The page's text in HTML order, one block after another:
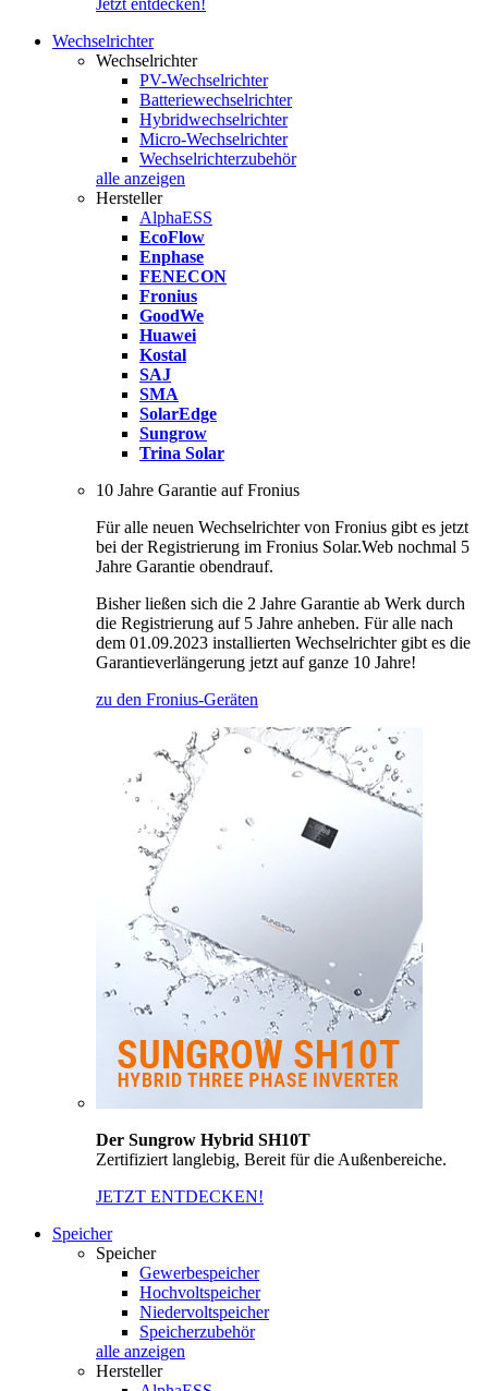
Wechselrichter
Wechselrichter
PV-Wechselrichter
Batteriewechselrichter
Hybridwechselrichter
Micro-Wechselrichter
Wechselrichterzubehör
alle anzeigen
Hersteller
AlphaESS
EcoFlow
Enphase
FENECON
Fronius
GoodWe
Huawei
Kostal
SAJ
SMA
SolarEdge
Sungrow
Trina Solar
10 Jahre Garantie auf Fronius
Für alle neuen Wechselrichter von Fronius gibt es jetzt
bei der Registrierung im Fronius Solar.Web nochmal 5
Jahre Garantie obendrauf.
Bisher ließen sich die 2 Jahre Garantie ab Werk durch
die Registrierung auf 5 Jahre anheben. Für alle nach
dem 01.09.2023 installierten Wechselrichter gibt es die
Garantieverlängerung jetzt auf ganze 10 Jahre!
zu den Fronius-Geräten
Der Sungrow Hybrid SH10T
Zertifiziert langlebig, Bereit für die Außenbereiche.
JETZT ENTDECKEN!
Speicher
Speicher
Gewerbespeicher
Hochvoltspeicher
Niedervoltspeicher
Speicherzubehör
alle anzeigen
Hersteller